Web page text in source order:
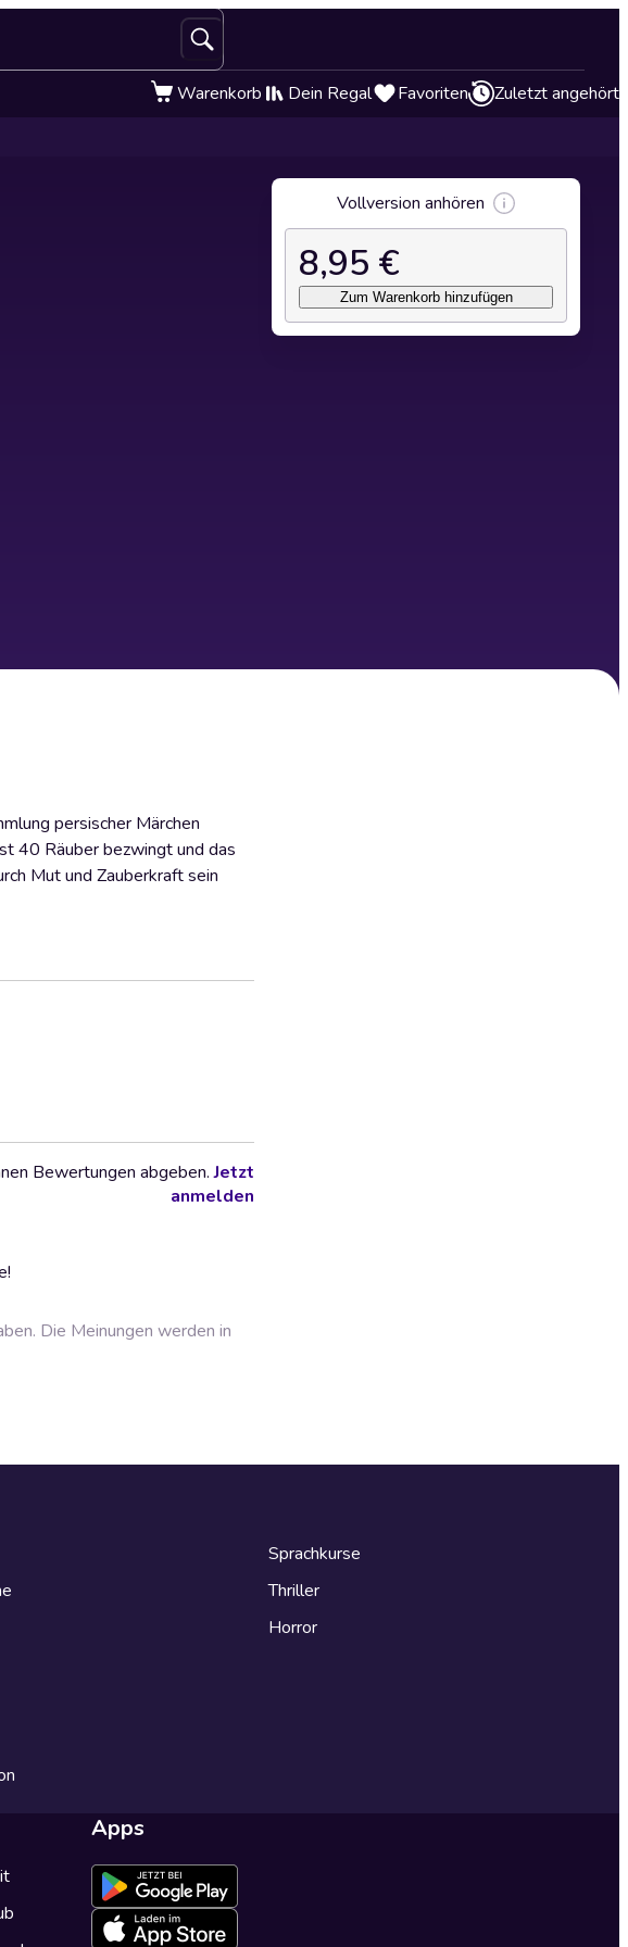
Warenkorb Dein Regal Favoriten Zuletzt angehört
persischer Märchen
40 Räuber bezwingt und das
Mut und Zauberkraft sein
Bewertungen abgeben.Jetzt
anmelden
Die Meinungen werden in
Vollversion anhören
8,95 €
Zum Warenkorb hinzufügen
Sprachkurse
Thriller
Horror
Apps